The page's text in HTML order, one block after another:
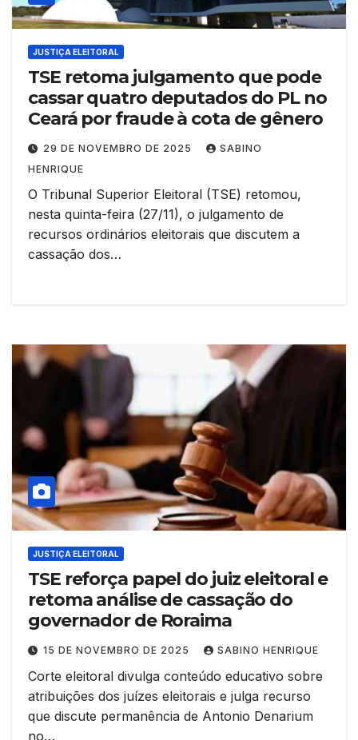
JUSTIÇA ELEITORAL
TSE retoma julgamento que pode
cassar quatro deputados do PL no
Ceará por fraude à cota de gênero
29 DE NOVEMBRO DE 2025
SABINO
HENRIQUE
O Tribunal Superior Eleitoral (TSE) retomou,
nesta quinta-feira (27/11), o julgamento de
recursos ordinários eleitorais que discutem a
cassação dos…
JUSTIÇA ELEITORAL
TSE reforça papel do juiz eleitoral e
retoma análise de cassação do
governador de Roraima
15 DE NOVEMBRO DE 2025 SABINO HENRIQUE
Corte eleitoral divulga conteúdo educativo sobre
atribuições dos juízes eleitorais e julga recurso
que discute permanência de Antonio Denarium
no…